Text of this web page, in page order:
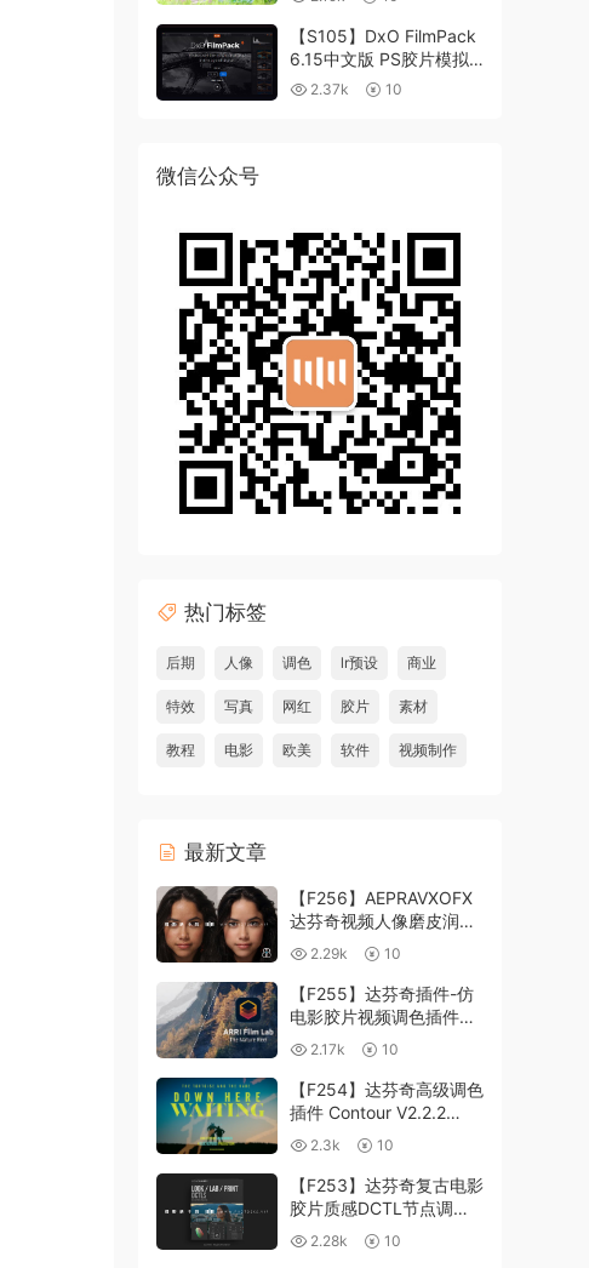
【S105】DxO FilmPack
6.15中文版 PS胶片模拟
滤镜支持WIN/MAC
2.37k 10
微信公众号
热门标签
后期 人像 调色 lr预设 商业
特效 写真 网红 胶片 素材
教程 电影 欧美 软件 视频制作
最新文章
【F256】AEPRAVXOFX
达芬奇视频人像磨皮润肤
美颜插件 Beauty Box
V6.0.3 Win
2.29k 10
【F255】达芬奇插件-仿
电影胶片视频调色插件
ARRI Film Lab 1.0.10 Win
2.17k 10
【F254】达芬奇高级调色
插件 Contour V2.2.2
WinMac 含使用教程
2.3k 10
【F253】达芬奇复古电影
胶片质感DCTL节点调色
预设 MonoNodes LOOK
LAB PRINT V4.0
2.28k 10